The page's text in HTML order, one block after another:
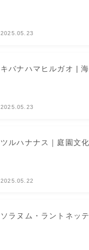
2025.05.23
キバナハマヒルガオ |
2025.05.23
ツルハナナス｜庭園文
2025.05.22
ソラヌム・ラントネッ